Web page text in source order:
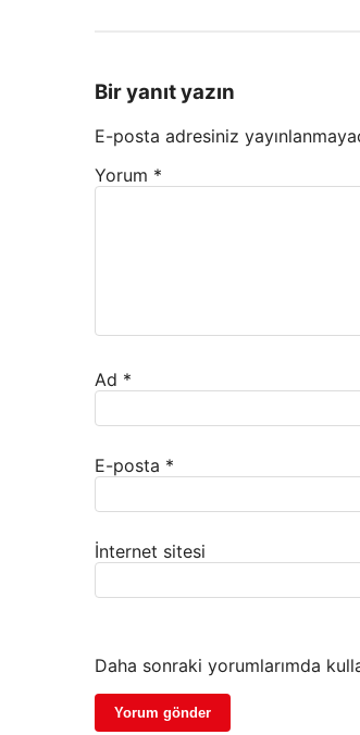
Bir yanıt yazın
E-posta adresiniz
Yorum *
Ad *
E-posta *
İnternet sitesi
Daha sonraki yorumlarımda